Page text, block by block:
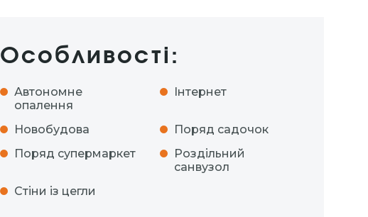
Особливості:
Автономне
опалення
Інтернет
Новобудова
Поряд садочок
Поряд супермаркет
Роздільний
санвузол
Стіни із цегли